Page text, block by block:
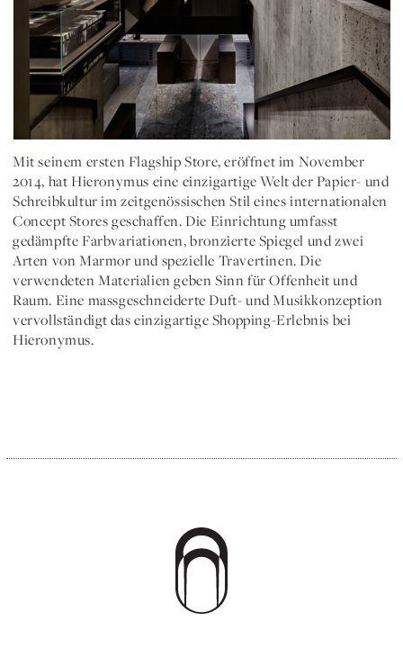
Mit seinem ersten Flagship Store, eröffnet im November
2014, hat Hieronymus eine einzigartige Welt der Papier- und
Schreibkultur im zeitgenössischen Stil eines internationalen
Concept Stores geschaffen. Die Einrichtung umfasst
gedämpfte Farbvariationen, bronzierte Spiegel und zwei
Arten von Marmor und spezielle Travertinen. Die
verwendeten Materialien geben Sinn für Offenheit und
Raum. Eine massgeschneiderte Duft- und Musikkonzeption
vervollständigt das einzigartige Shopping-Erlebnis bei
Hieronymus.